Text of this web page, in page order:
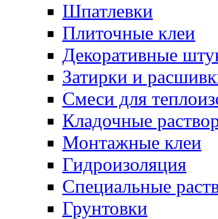
Шпатлевки
Плиточные клеи
Декоративные
Затирки и
Смеси для
Кладочные
Монтажные клеи
Гидроизоляция
Специальные
Грунтовки